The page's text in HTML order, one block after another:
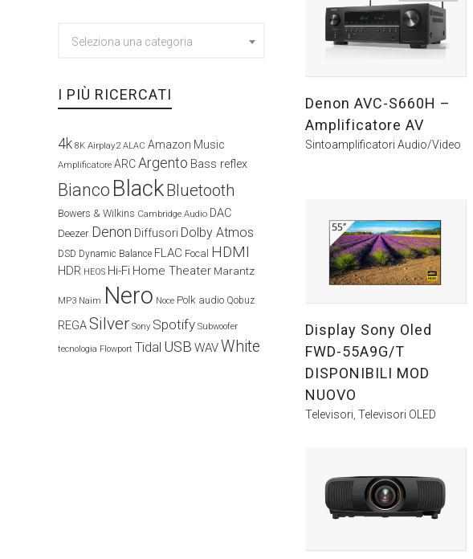
Denon AVC-S660H –
Amplificatore AV
Sintoamplificatori Audio/Video
Display Sony Oled
FWD-55A9G/T
DISPONIBILI MOD
NUOVO
Televisori Televisori OLED
Seleziona una categoria
I PIÙ RICERCATI
4k 8K Airplay2 ALAC Amazon Music
Amplificatore ARCArgento Bass reflex
Bianco BlackBluetooth
Bowers & Wilkins Cambridge Audio DAC
Deezer Denon Diffusori Dolby Atmos
DSD Dynamic Balance FLAC Focal HDMI
HDR HEOS Hi-Fi Home Theater Marantz
MP3 Naim Nero Noce Polk audio Qobuz
REGASilver Sony Spotify Subwoofer
tecnologia Flowport Tidal USB WAVWhite